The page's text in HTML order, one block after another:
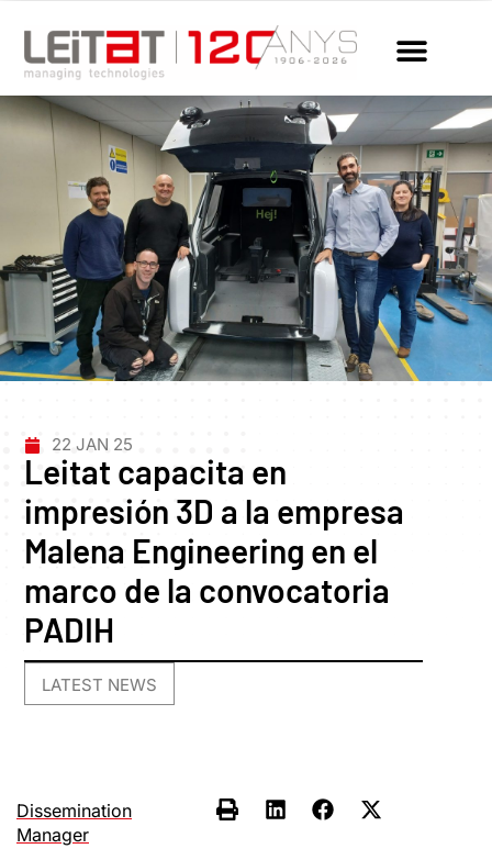
22 JAN 25
Leitat capacita en
impresión 3D a la empresa
Malena Engineering en el
marco de la convocatoria
PADIH
LATEST NEWS
Dissemination
Manager